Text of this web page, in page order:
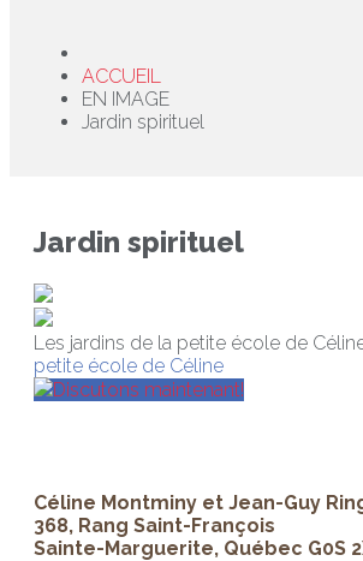
ACCUEIL
EN IMAGE
Jardin spirituel
Jardin spirituel
Les jardins de la petite école de
petite école de Céline
Discutons maintenant!
Céline Montminy et Jean-Guy
368, Rang Saint-François
Sainte-Marguerite, Québec G0S